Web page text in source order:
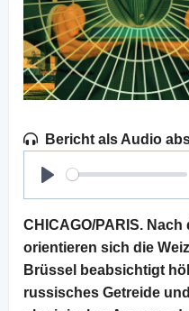
Bericht als Audio
Play
CHICAGO/PARIS.
orientieren sich die
Brüssel beabsichtigt
russisches Getreide